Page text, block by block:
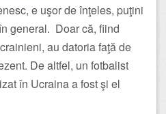
e uşor de înţeles, puţini
general. Doar că, fiind
au datoria faţă de
De altfel, un fotbalist
în Ucraina a fost şi el